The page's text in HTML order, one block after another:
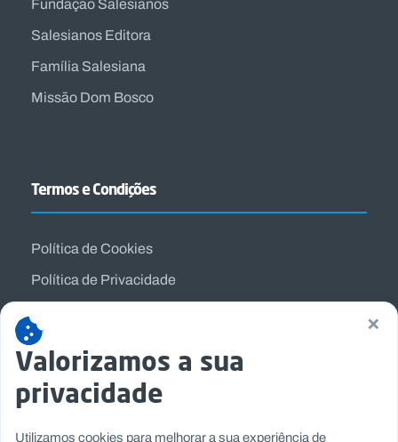
Salesianos Editora
Família Salesiana
Missão Dom Bosco
Termos e Condições
Política de Cookies
Política de Privacidade
×
Valorizamos a sua
privacidade
Utilizamos cookies para melhorar a sua experiência de